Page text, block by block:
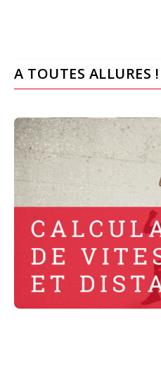
A TOUTES ALLURES !